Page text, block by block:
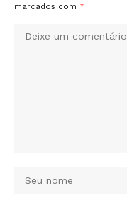
marcados com *